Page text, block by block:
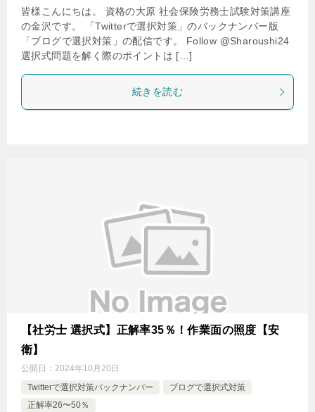
皆様こんにちは。 資格の大原 社会保険労務士試験対策講座
の金沢です。 「Twitterで選択対策」のバックナンバー版
「ブログで選択対策」の配信です。 Follow @Sharoushi24
選択式問題を解く際のポイントは […]
続きを読む
【社労士 選択式】正解率35％！作業面の照度【安
衛】
公開日： 2024年10月20日
Twitterで選択対策バックナンバー
ブログで選択式対策
正解率26〜50％